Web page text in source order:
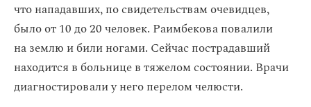
что нападавших, по свидетельствам очевидцев,
было от 10 до 20 человек. Раимбекова повалили
на землю и били ногами. Сейчас пострадавший
находится в больнице в тяжелом состоянии. Врачи
диагностировали у него перелом челюсти.